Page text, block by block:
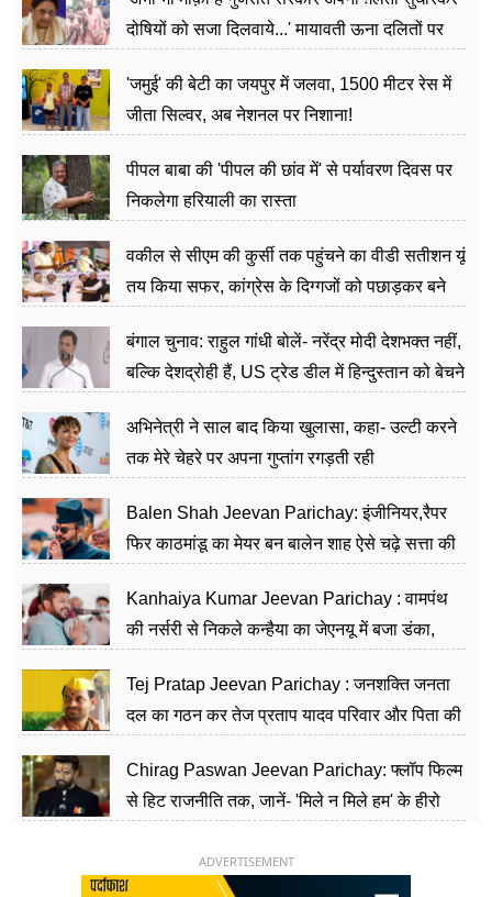
दोषियों को सजा दिलवाये...' मायावती ऊना दलितों पर
'जमुई' की बेटी का जयपुर में जलवा, 1500 मीटर रेस में
जीता सिल्वर, अब नेशनल पर निशाना!
पीपल बाबा की 'पीपल की छांव में' से पर्यावरण दिवस पर
निकलेगा हरियाली का रास्ता
वकील से सीएम की कुर्सी तक पहुंचने का वीडी सतीशन यूं
तय किया सफर, कांग्रेस के दिग्गजों को पछाड़कर बने
बंगाल चुनाव: राहुल गांधी बोलें- नरेंद्र मोदी देशभक्त नहीं,
बल्कि देशद्रोही हैं, US ट्रेड डील में हिन्दुस्तान को बेचने
अभिनेत्री ने साल बाद किया खुलासा, कहा- उल्टी करने
तक मेरे चेहरे पर अपना गुप्तांग रगड़ती रही
Balen Shah Jeevan Parichay: इंजीनियर,रैपर
फिर काठमांडू का मेयर बन बालेन शाह ऐसे चढ़े सत्ता की
Kanhaiya Kumar Jeevan Parichay : वामपंथ
की नर्सरी से निकले कन्हैया का जेएनयू में बजा डंका,
Tej Pratap Jeevan Parichay : जनशक्ति जनता
दल का गठन कर तेज प्रताप यादव परिवार और पिता की
Chirag Paswan Jeevan Parichay: फ्लॉप फिल्म
से हिट राजनीति तक, जानें- 'मिले न मिले हम' के हीरो
ADVERTISEMENT